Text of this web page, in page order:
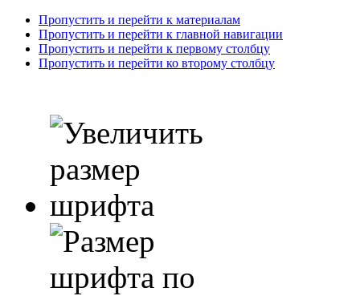
Пропустить и перейти к материалам
Пропустить и перейти к главной навигации
Пропустить и перейти к первому столбцу
Пропустить и перейти ко второму столбцу